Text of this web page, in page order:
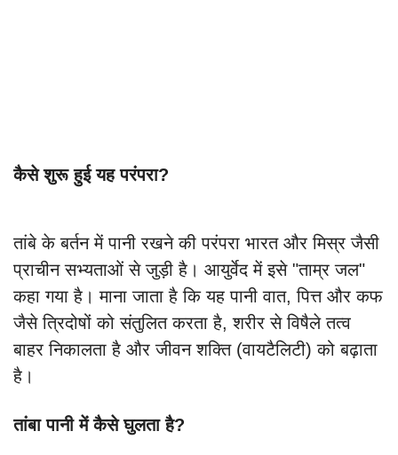
कैसे शुरू हुई यह परंपरा?
तांबे के बर्तन में पानी रखने की परंपरा भारत और मिस्र जैसी
प्राचीन सभ्यताओं से जुड़ी है। आयुर्वेद में इसे "ताम्र जल"
कहा गया है। माना जाता है कि यह पानी वात, पित्त और कफ
जैसे त्रिदोषों को संतुलित करता है, शरीर से विषैले तत्व
बाहर निकालता है और जीवन शक्ति (वायटैलिटी) को बढ़ाता
है।
तांबा पानी में कैसे घुलता है?